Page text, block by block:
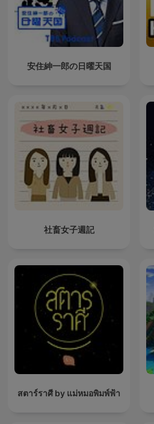
安住紳一郎の日曜天国
社畜女子週記
สตาร์ราศี by แม่หมอพิมพ์ฟ้า